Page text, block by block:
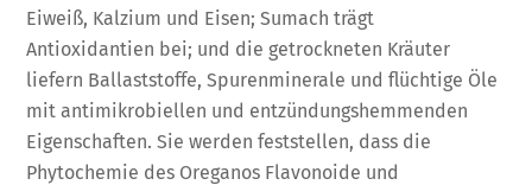
Eiweiß, Kalzium und Eisen; Sumach trägt
Antioxidantien bei; und die getrockneten Kräuter
liefern Ballaststoffe, Spurenminerale und flüchtige Öle
mit antimikrobiellen und entzündungshemmenden
Eigenschaften. Sie werden feststellen, dass die
Phytochemie des Oreganos Flavonoide und